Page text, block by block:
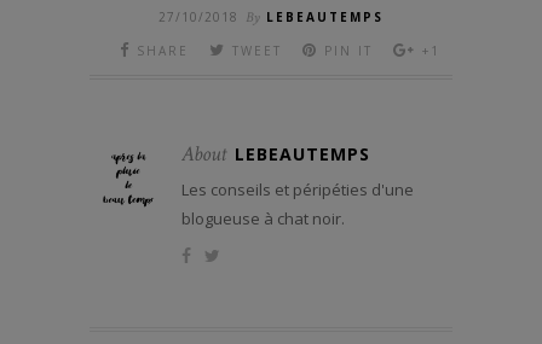
27/10/2018 By LEBEAUTEMPS
SHARE
TWEET PIN IT +1
About LEBEAUTEMPS
Les conseils et péripéties d'une
blogueuse à chat noir.